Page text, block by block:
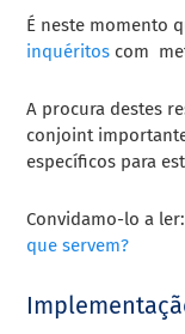
É neste momento
inquéritos com
A procura destes
conjoint
específicos para
Convidamo-lo a ler:
que servem?